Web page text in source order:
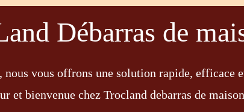
Débarras de
nous vous offrons une solution rapide, efficace
et bienvenue chez Trocland debarras de